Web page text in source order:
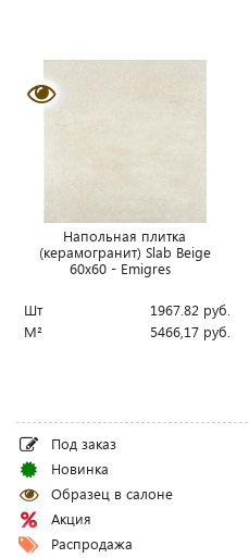
Напольная плитка
(керамогранит) Slab Beige
60x60 - Emigres
Шт 1967.82 руб.
М²
5466,17 руб.
Под заказ
Новинка
Образец в салоне
Акция
Распродажа